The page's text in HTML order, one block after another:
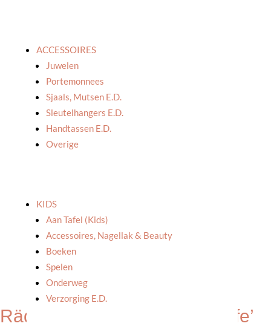
ACCESSOIRES
Juwelen
Portemonnees
Sjaals, Mutsen E.d.
Sleutelhangers E.d.
Handtassen E.d.
Overige
KIDS
Aan Tafel (kids)
Accessoires, Nagellak & Beauty
Boeken
Spelen
Onderweg
Verzorging E.d.
Räder: Schaaltje ‘Blooming life’